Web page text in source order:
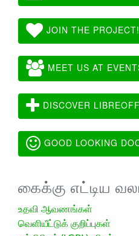
JOIN THE PROJECT!
MEET US AT
DISCOVER
GOOD LOOKING
கைக்கு எட்டிய
உதவி ஆவணங்கள்
வெளியீட்டுக் குறிப்புகள்